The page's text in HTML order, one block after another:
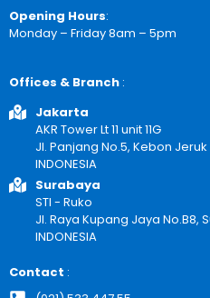
Opening Hours:
Monday – Friday 8am – 5pm
Offices & Branch :
Jakarta
AKR Tower Lt 11 unit 11G
Jl. Panjang No.5, Kebon
INDONESIA
Surabaya
STI - Ruko
Jl. Raya Kupang Jaya No.B8,
INDONESIA
Contact :